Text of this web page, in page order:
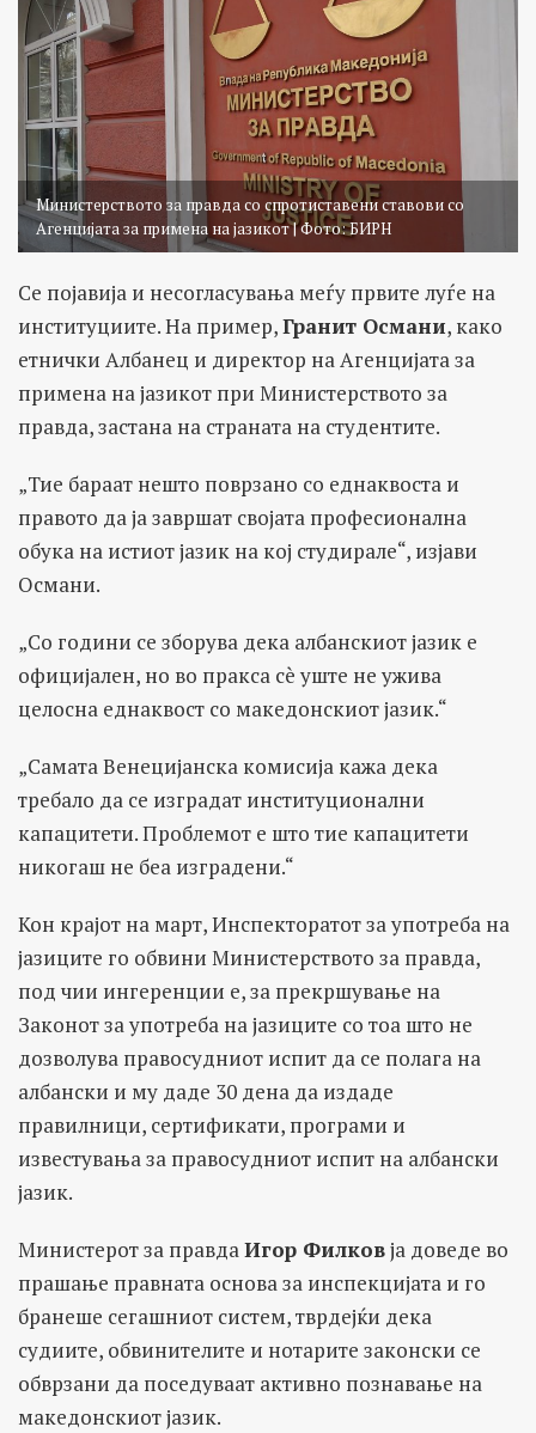
Министерството за правда со спротиставени ставови со
Агенцијата за примена на јазикот | Фото: БИРН
Се појавија и несогласувања меѓу првите луѓе на
институциите. На пример,Гранит Османи, како
етнички Албанец и директор на Агенцијата за
примена на јазикот при Министерството за
правда, застана на страната на студентите.
„Тие бараат нешто поврзано со еднаквоста и
правото да ја завршат својата професионална
обука на истиот јазик на кој студирале“, изјави
Османи.
„Со години се зборува дека албанскиот јазик е
официјален, но во пракса сè уште не ужива
целосна еднаквост со македонскиот јазик.“
„Самата Венецијанска комисија кажа дека
требало да се изградат институционални
капацитети. Проблемот е што тие капацитети
никогаш не беа изградени.“
Кон крајот на март, Инспекторатот за употреба на
јазиците го обвини Министерството за правда,
под чии ингеренции е, за прекршување на
Законот за употреба на јазиците со тоа што не
дозволува правосудниот испит да се полага на
албански и му даде 30 дена да издаде
правилници, сертификати, програми и
известувања за правосудниот испит на албански
јазик.
Министерот за правдаИгор Филковја доведе во
прашање правната основа за инспекцијата и го
бранеше сегашниот систем, тврдејќи дека
судиите, обвинителите и нотарите законски се
обврзани да поседуваат активно познавање на
македонскиот јазик.